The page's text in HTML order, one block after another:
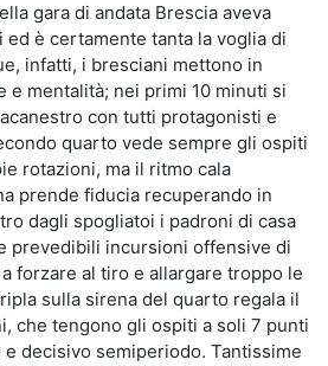
gara di andata Brescia aveva
è certamente tanta la voglia di
infatti, i bresciani mettono in
e mentalità; nei primi 10 minuti si
con tutti protagonisti e
quarto vede sempre gli ospiti
rotazioni, ma il ritmo cala
prende fiducia recuperando in
dagli spogliatoi i padroni di casa
prevedibili incursioni offensive di
forzare al tiro e allargare troppo le
sulla sirena del quarto regala il
che tengono gli ospiti a soli 7 punti
e decisivo semiperiodo. Tantissime